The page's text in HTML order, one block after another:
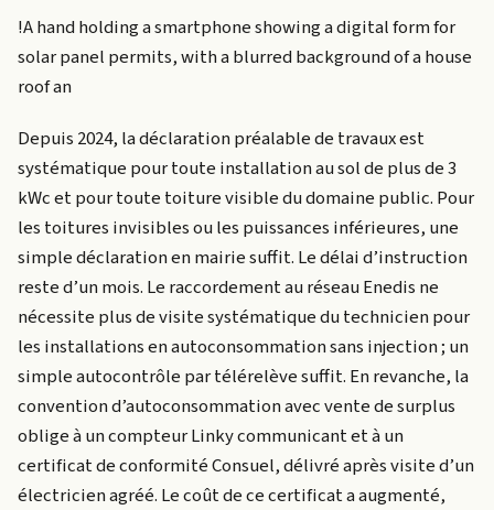
!A hand holding a smartphone showing a digital form for
solar panel permits, with a blurred background of a house
roof an
Depuis 2024, la déclaration préalable de travaux est
systématique pour toute installation au sol de plus de 3
kWc et pour toute toiture visible du domaine public. Pour
les toitures invisibles ou les puissances inférieures, une
simple déclaration en mairie suffit. Le délai d’instruction
reste d’un mois. Le raccordement au réseau Enedis ne
nécessite plus de visite systématique du technicien pour
les installations en autoconsommation sans injection ; un
simple autocontrôle par télérelève suffit. En revanche, la
convention d’autoconsommation avec vente de surplus
oblige à un compteur Linky communicant et à un
certificat de conformité Consuel, délivré après visite d’un
électricien agréé. Le coût de ce certificat a augmenté,